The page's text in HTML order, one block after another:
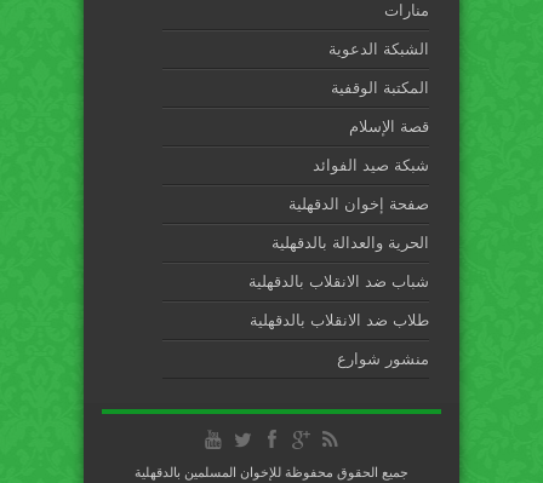
منارات
الشبكة الدعوية
المكتبة الوقفية
قصة الإسلام
شبكة صيد الفوائد
صفحة إخوان الدقهلية
الحرية والعدالة بالدقهلية
شباب ضد الانقلاب بالدقهلية
طلاب ضد الانقلاب بالدقهلية
منشور شوارع
جميع الحقوق محفوظة للإخوان المسلمين بالدقهلية